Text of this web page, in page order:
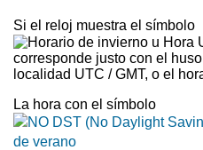
Si el reloj muestra el símbolo
corresponde justo con el
localidad UTC / GMT, o el
La hora con el símbolo